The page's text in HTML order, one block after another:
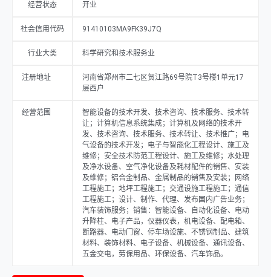
经营状态 开业
社会信用代码 91410103MA9FK39J7Q
行业大类 科学研究和技术服务业
注册地址
河南省郑州市二七区贺江路69号院T3号楼1单元17
层西户
经营范围
智能设备的技术开发、技术咨询、技术服务、技术转
让；计算机信息系统集成；计算机及网络的技术开
发、技术咨询、技术服务、技术转让、技术推广；电
气设备的技术开发；电子与智能化工程设计、施工及
维修；安全技术防范工程设计、施工及维修；水处理
及净水设备、空气净化设备及耗材配件的销售、安装
及维修；铝合金制品、金属制品的销售及安装；网络
工程施工；地坪工程施工；交通设施工程施工；通信
工程施工；设计、制作、代理、发布国内广告业务；
汽车装饰服务；销售：智能设备、自动化设备、电动
升降柱、电子产品，仪器仪表，机电设备、配电箱、
断路器、电动门窗、停车场设施、不锈钢制品、建筑
材料、装饰材料、电子设备、机械设备、通讯设备、
五金交电，劳保用品、环保设备、汽车饰品。